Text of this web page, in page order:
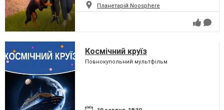
Планетарій Noosphere
Космічний круїз
Повнокупольний мультфільм